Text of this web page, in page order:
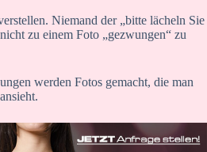
Niemand der „bitte lächeln Sie
zu einem Foto „gezwungen“ zu
werden Fotos gemacht, die man